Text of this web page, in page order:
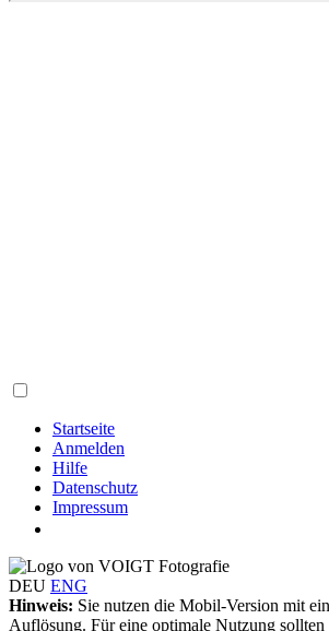
Startseite
Anmelden
Hilfe
Datenschutz
Impressum
DEU ENG
Hinweis: Sie nutzen die Mobil-Version mit
Auflösung. Für eine optimale Nutzung sollten